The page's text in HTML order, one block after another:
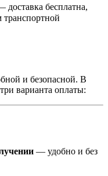
бесплатна,
транспортной
и безопасной. В
варианта оплаты:
— удобно и без